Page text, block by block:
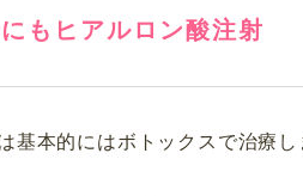
もヒアルロン酸注射
基本的にはボトックスで治療し